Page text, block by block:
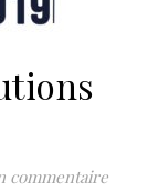
commentaire